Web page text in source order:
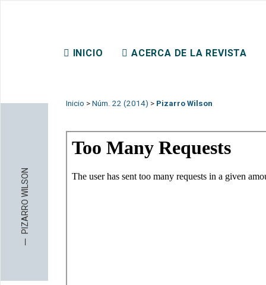
INICIO ACERCA DE LA REVISTA
─
PIZARRO WILSON
Inicio > Núm. 22 (2014) > Pizarro Wilson